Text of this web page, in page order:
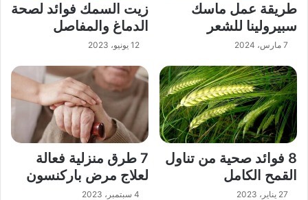
طريقة عمل ماسك
سبيرولينا للشعر
7 مارس، 2024
زيت السمك فوائد لصحة
الدماغ والمفاصل
12 يونيو، 2023
8 فوائد صحية من تناول
القمح الكامل
27 يناير، 2023
7 طرق منزلية فعالة
لعلاج مرض باركنسون
4 سبتمبر، 2023